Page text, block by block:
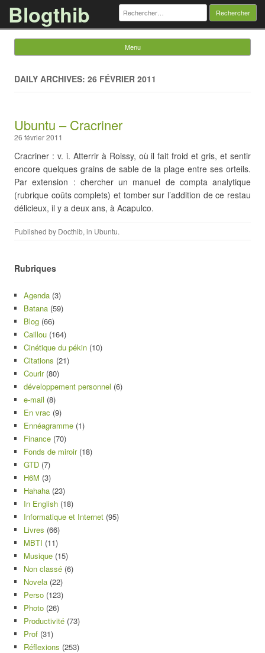
Blogthib Rechercher :
Menu
DAILY ARCHIVES: 26 FÉVRIER 2011
Ubuntu – Cracriner
26 février 2011
Cracriner : v. i. Atterrir à Roissy, où il fait froid et gris, et sentir
encore quelques grains de sable de la plage entre ses orteils.
Par extension : chercher un manuel de compta analytique
(rubrique coûts complets) et tomber sur l’addition de ce restau
délicieux, il y a deux ans, à Acapulco.
Published by Docthib, in Ubuntu.
Rubriques
Agenda (3)
Batana (59)
Blog (66)
Caillou (164)
Cinétique du pékin (10)
Citations (21)
Courir(80)
développement personnel (6)
e-mail (8)
En vrac (9)
Ennéagramme (1)
Finance (70)
Fonds de miroir(18)
GTD (7)
H6M (3)
Hahaha (23)
In English (18)
Informatique et Internet (95)
Livres (66)
MBTI (11)
Musique (15)
Non classé (6)
Novela (22)
Perso (123)
Photo (26)
Productivité (73)
Prof (31)
Réflexions (253)